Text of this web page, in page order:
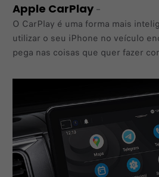
Apple CarPlay –
O CarPlay é uma forma mais
utilizar o seu iPhone no veículo
pega nas coisas que quer fazer
integrado do seu carro. Pode
chamadas, enviar e receber
tudo de uma forma que lhe
concentrado na estrada. O
voz Siri e foi especialmente
situações de condução. O
os controlos do seu carro - botões,